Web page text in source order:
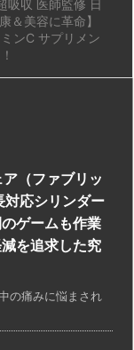
吸収 医師監修 日
＆美容に革命】
ンC サプリメン
（ファブリッ
応シリンダー
ゲームも作業
を追求した究
の痛みに悩まされ